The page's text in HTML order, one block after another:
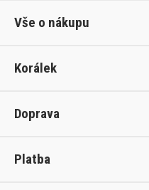
Vše o nákupu
Korálek
Doprava
Platba